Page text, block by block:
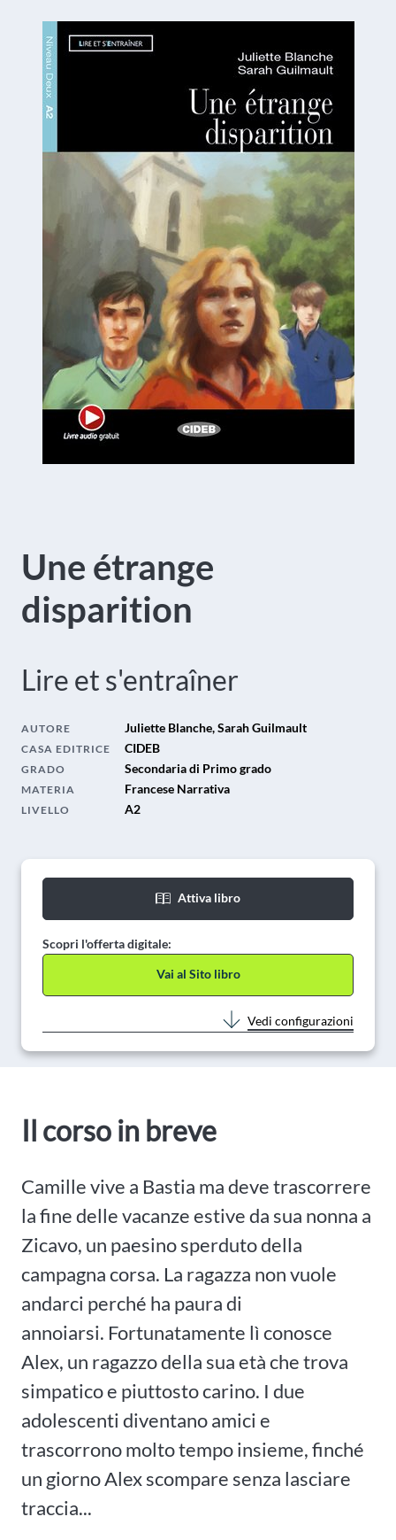
Une étrange
disparition
Lire et s'entraîner
AUTORE Juliette Blanche, Sarah Guilmault
CASA EDITRICE CIDEB
GRADO Secondaria di Primo grado
MATERIA Francese Narrativa
LIVELLO A2
Attiva libro
Scopri l'offerta digitale:
Vai al Sito libro
Vedi configurazioni
Il corso in breve
Camille vive a Bastia ma deve trascorrere
la fine delle vacanze estive da sua nonna a
Zicavo, un paesino sperduto della
campagna corsa. La ragazza non vuole
andarci perché ha paura di
annoiarsi. Fortunatamente lì conosce
Alex, un ragazzo della sua età che trova
simpatico e piuttosto carino. I due
adolescenti diventano amici e
trascorrono molto tempo insieme, finché
un giorno Alex scompare senza lasciare
traccia...